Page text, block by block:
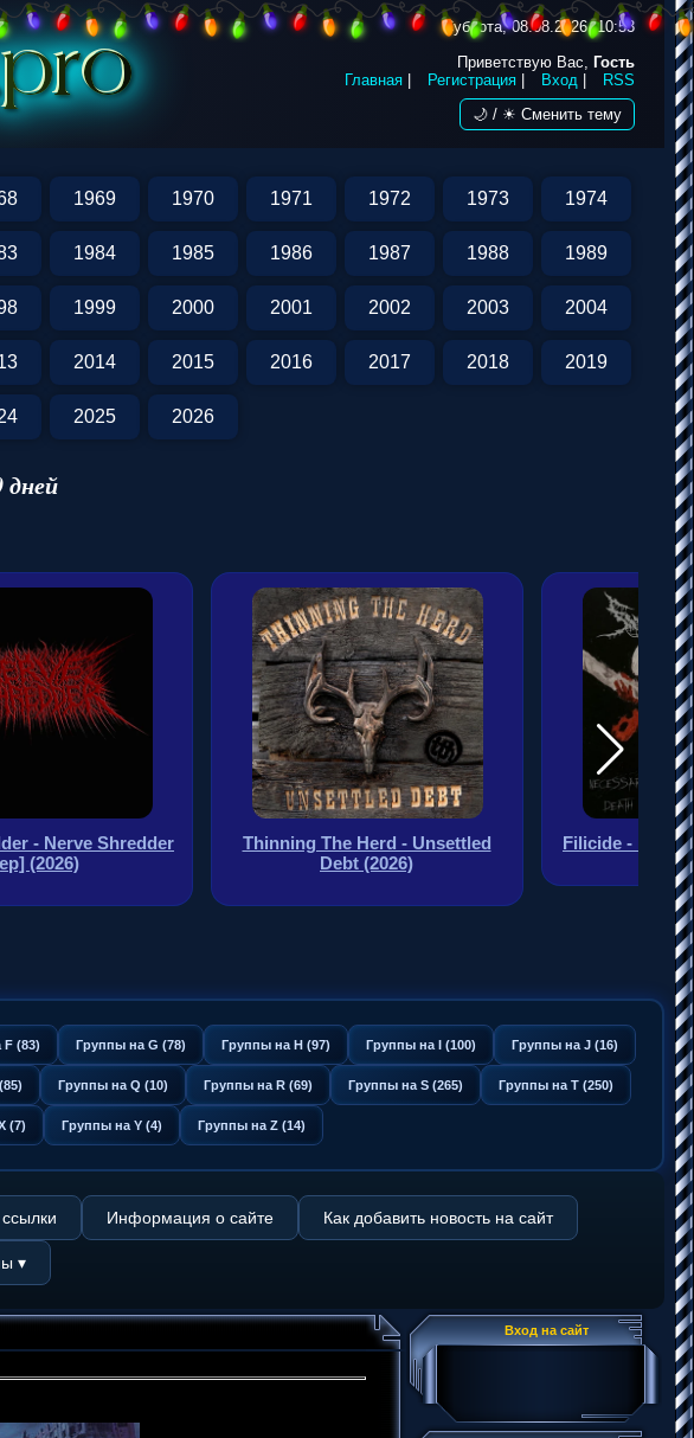
Суббота, 08.08.2026, 10:53
Приветствую Вас, Гость
Главная
Регистрация Вход
RSS
🌙 / ☀ Сменить тему
1969 1970 1971 1972 1973 1974
1984 1985 1986 1987 1988 1989
1999 2000 2001 2002 2003 2004
2014 2015 2016 2017 2018 2019
2025 2026
дней
The Herd - Unsettled
Debt (2026)
Filicide - Necessary Death (2026)
(83) Группы на G (78) Группы на H (97) Группы на I (100) Группы на J (16)
Группы на Q (10) Группы на R (69) Группы на S (265) Группы на T (250)
(7) Группы на Y (4) Группы на Z (14)
Информация о сайте Как добавить новость на сайт
▾
Вход на сайт